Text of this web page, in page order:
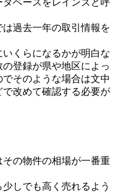
ベースをレインズと呼
過去一年の取引情報を
くらになるかが明白な
登録が県や地区によっ
そのような場合は文中
改めて確認する必要が
の物件の相場が一番重
しでも高く売れるよう